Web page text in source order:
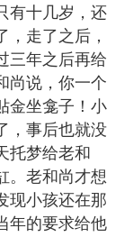
有十几岁，还
走了之后，
三年之后再给
尚说，你一个
金坐龛子！小
，事后也就没
托梦给老和
。老和尚才想
现小孩还在那
年的要求给他